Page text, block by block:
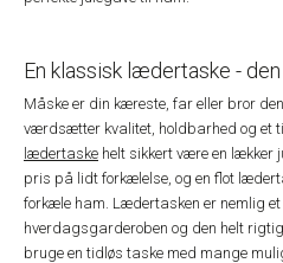
En klassisk lædertaske -
Måske er din kæreste, far eller bror
værdsætter kvalitet, holdbarhed og et
lædertaske helt sikkert være en lækker
pris på lidt forkælelse, og en flot
forkæle ham. Lædertasken er nemlig et
hverdagsgarderoben og den helt
bruge en tidløs taske med mange